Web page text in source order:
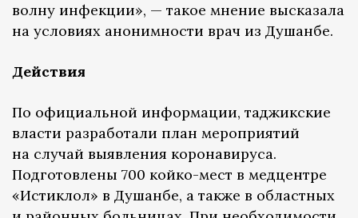
волну инфекции», — такое мнение высказала
на условиях анонимности врач из Душанбе.
Действия
По официальной информации, таджикские
власти разработали план мероприятий
на случай выявления коронавируса.
Подготовлены 700 койко-мест в медцентре
«Истиклол» в Душанбе, а также в областных